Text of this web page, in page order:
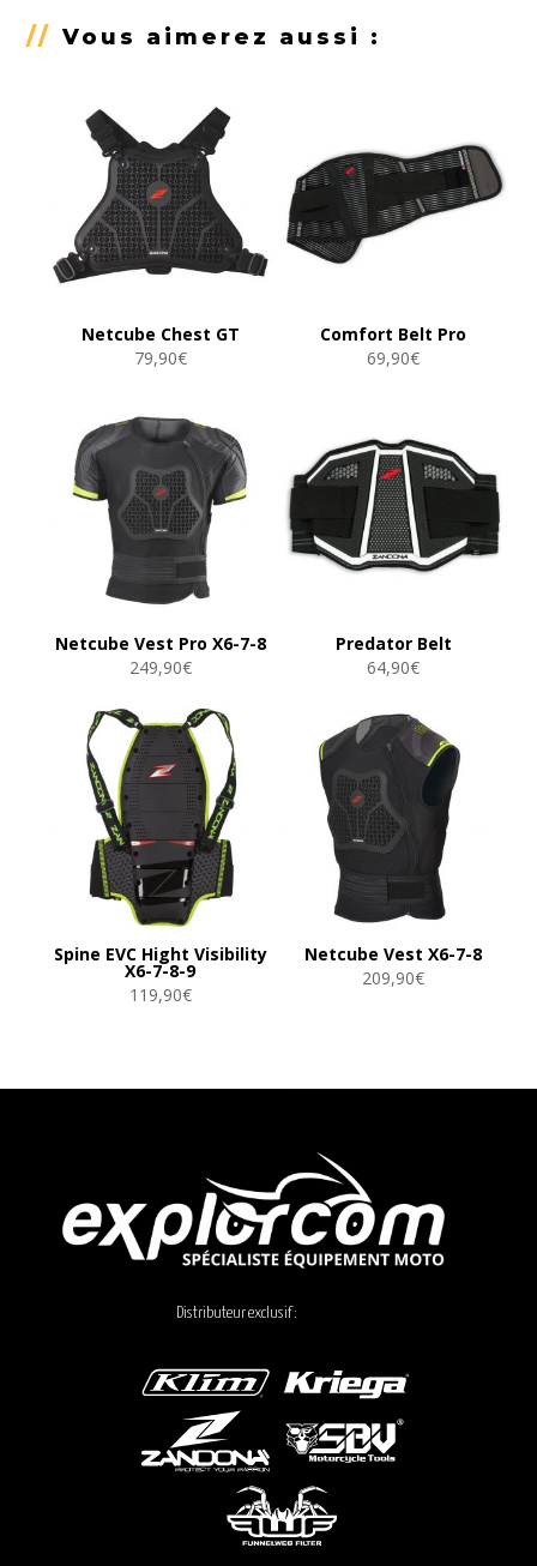
//Vous aimerez aussi :
Netcube Chest GT
79,90€
Comfort Belt Pro
69,90€
Netcube Vest Pro X6-7-8
249,90€
Predator Belt
64,90€
Spine EVC Hight Visibility
X6-7-8-9
119,90€
Netcube Vest X6-7-8
209,90€
Distributeur exclusif :